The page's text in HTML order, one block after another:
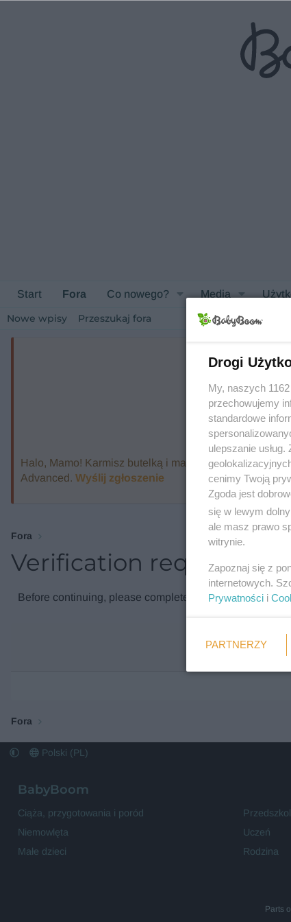
Start Fora Co nowego? Media
Nowe wpisy Przeszukaj fora
Halo, Mamo! Karmisz butelką i marzysz o ekspresie,
Advanced. Wyślij zgłoszenie
Fora
Verification required
Before continuing, please complete the verification
Weryfikacja
Fora
Polski (PL)
BabyBoom
Ciąża, przygotowania i poród
Niemowlęta
Małe dzieci
Uczeń
Rodzina
Parts
Drogi
My, naszych
przechowujemy
standardowe
ulepszanie
cenimy Twoją
Zgoda jest
się w lewym
ale masz prawo
witrynie.
Zapoznaj się z
internetowych.
Prywatności i
PARTNERZY